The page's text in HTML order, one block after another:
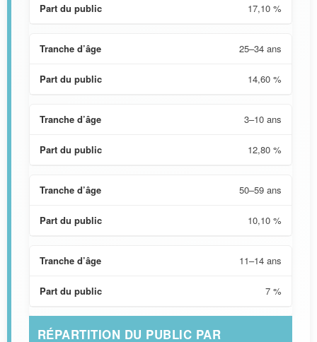
RÉPARTITION DU PUBLIC PAR
17,10 %
25–34 ans
14,60 %
3–10 ans
12,80 %
50–59 ans
10,10 %
11–14 ans
7 %